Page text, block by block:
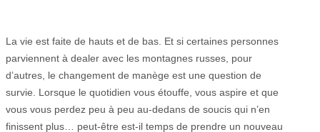
La vie est faite de hauts et de bas. Et si certaines personnes
parviennent à dealer avec les montagnes russes, pour
d’autres, le changement de manège est une question de
survie. Lorsque le quotidien vous étouffe, vous aspire et que
vous vous perdez peu à peu au-dedans de soucis qui n’en
finissent plus… peut-être est-il temps de prendre un nouveau